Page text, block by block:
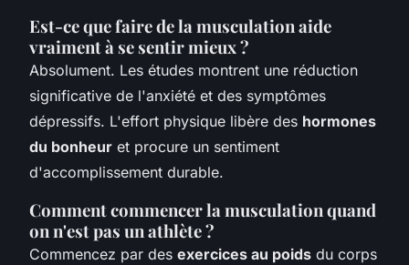
Est-ce que faire de la musculation aide
vraiment à se sentir mieux ?
Absolument. Les études montrent une réduction
significative de l'anxiété et des symptômes
dépressifs. L'effort physique libère des hormones
du bonheur et procure un sentiment
d'accomplissement durable.
Comment commencer la musculation quand
on n'est pas un athlète ?
Commencez par des exercices au poids du corps